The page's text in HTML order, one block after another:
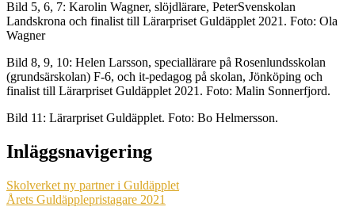
Bild 5, 6, 7: Karolin Wagner, slöjdlärare, PeterSvenskolan
Landskrona och finalist till Lärarpriset Guldäpplet 2021. Foto: Ola
Wagner
Bild 8, 9, 10: Helen Larsson, speciallärare på Rosenlundsskolan
(grundsärskolan) F-6, och it-pedagog på skolan, Jönköping och
finalist till Lärarpriset Guldäpplet 2021. Foto: Malin Sonnerfjord.
Bild 11: Lärarpriset Guldäpplet. Foto: Bo Helmersson.
Inläggsnavigering
Skolverket ny partner i Guldäpplet
Årets Guldäpplepristagare 2021